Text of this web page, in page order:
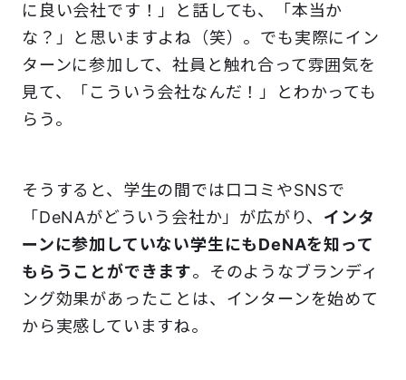
に良い会社です！」と話しても、「本当か
な？」と思いますよね（笑）。でも実際にイン
ターンに参加して、社員と触れ合って雰囲気を
見て、「こういう会社なんだ！」とわかっても
らう。
そうすると、学生の間では口コミやSNSで
「DeNAがどういう会社か」が広がり、 インタ
ーンに参加していない学生にもDeNAを知って
もらうことができます。そのようなブランディ
ング効果があったことは、インターンを始めて
から実感していますね。